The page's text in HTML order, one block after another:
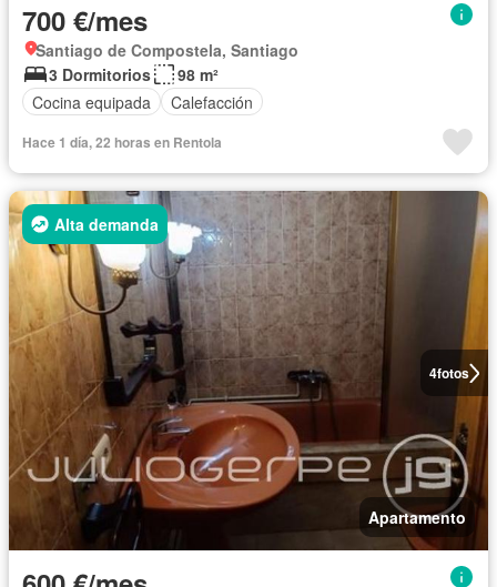
700 €/mes
Santiago de Compostela, Santiago
3 Dormitorios
98 m²
Cocina equipada
Calefacción
Hace 1 día, 22 horas en Rentola
4fotos
Alta demanda
Apartamento